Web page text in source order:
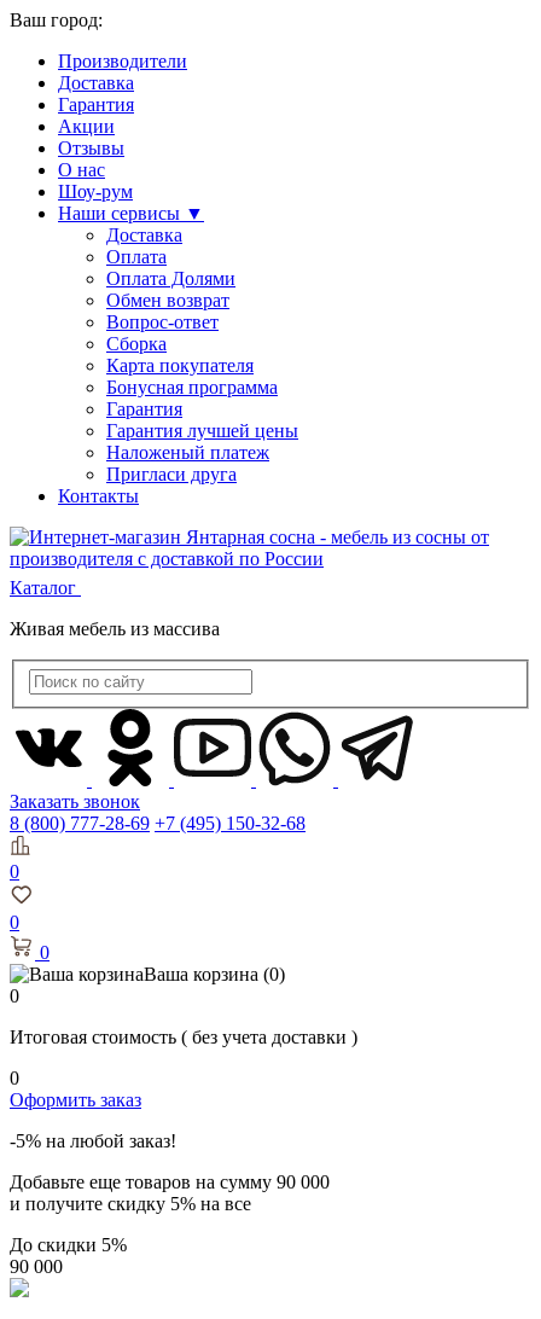
Ваш город:
Производители
Доставка
Гарантия
Акции
Отзывы
О нас
Шоу-рум
Наши сервисы ▼
Доставка
Оплата
Оплата Долями
Обмен возврат
Вопрос-ответ
Сборка
Карта покупателя
Бонусная программа
Гарантия
Гарантия лучшей цены
Наложеный платеж
Пригласи друга
Контакты
Каталог
Живая мебель из массива
Заказать звонок
8 (800) 777-28-69 +7 (495) 150-32-68
0
0
0
Ваша корзина (0)
0
Итоговая стоимость ( без учета доставки )
0
Оформить заказ
-5% на любой заказ!
Добавьте еще товаров на сумму 90 000
и получите скидку 5% на все
До скидки 5%
90 000